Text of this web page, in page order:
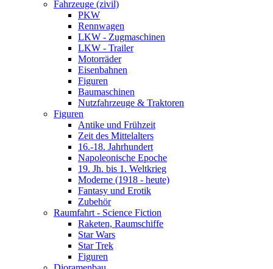
Fahrzeuge (zivil)
PKW
Rennwagen
LKW - Zugmaschinen
LKW - Trailer
Motorräder
Eisenbahnen
Figuren
Baumaschinen
Nutzfahrzeuge & Traktoren
Figuren
Antike und Frühzeit
Zeit des Mittelalters
16.-18. Jahrhundert
Napoleonische Epoche
19. Jh. bis 1. Weltkrieg
Moderne (1918 - heute)
Fantasy und Erotik
Zubehör
Raumfahrt - Science Fiction
Raketen, Raumschiffe
Star Wars
Star Trek
Figuren